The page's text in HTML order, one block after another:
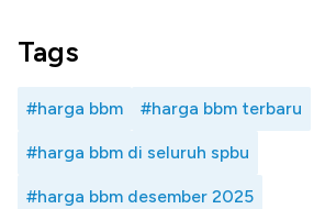
Tags
#harga bbm #harga bbm terbaru
#harga bbm di seluruh spbu
#harga bbm desember 2025